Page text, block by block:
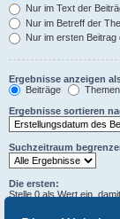
Nur im Text der
Nur im Betreff der
Nur im ersten Beitrag
Ergebnisse anzeigen
Beiträge
Themen
Ergebnisse sortieren
Suchzeitraum
Die ersten:
Stelle 0 als Wert ein,